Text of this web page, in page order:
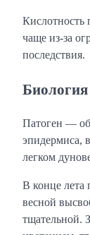
Кислотность
чаще из-за
последствия.
Патоген —
эпидермиса,
легком
В конце лета
весной
тщательной.